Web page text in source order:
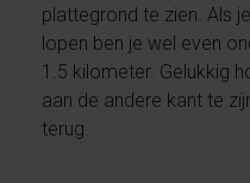
plattegrond te zien. Als
lopen ben je wel even
1.5 kilometer. Gelukkig
aan de andere kant te
terug.